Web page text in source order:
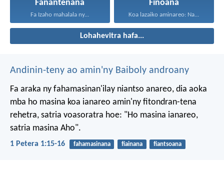
Fanantenana
Fa Izaho mahalala ny...
Finoana
Koa lazaiko aminareo: Na...
Lohahevitra hafa...
Andinin-teny ao amin'ny Baiboly androany
Fa araka ny fahamasinan'ilay niantso anareo, dia aoka
mba ho masina koa ianareo amin'ny fitondran-tena
rehetra, satria voasoratra hoe: "Ho masina ianareo,
satria masina Aho".
1 Petera 1:15-16 fahamasinana fiainana fiantsoana